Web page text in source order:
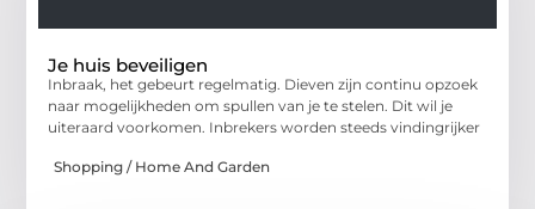
Je huis beveiligen
Inbraak, het gebeurt regelmatig. Dieven zijn continu opzoek
naar mogelijkheden om spullen van je te stelen. Dit wil je
uiteraard voorkomen. Inbrekers worden steeds vindingrijker
Shopping / Home And Garden